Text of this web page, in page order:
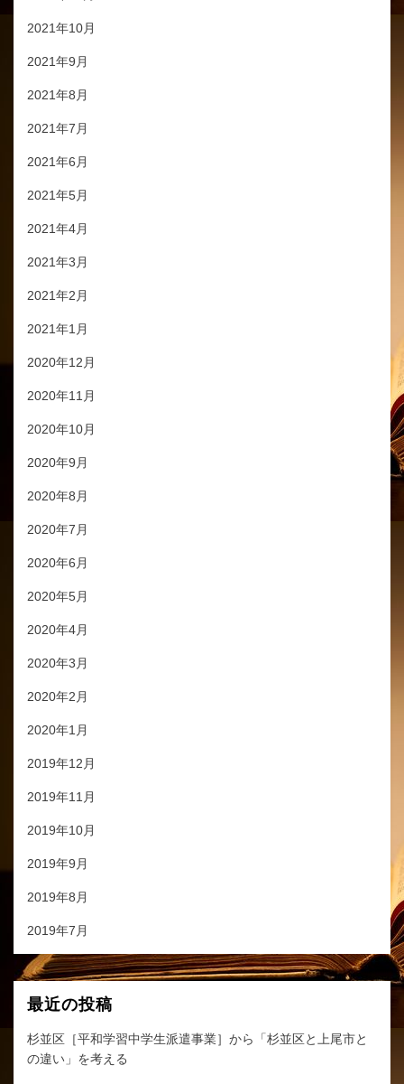
2021年10月
2021年9月
2021年8月
2021年7月
2021年6月
2021年5月
2021年4月
2021年3月
2021年2月
2021年1月
2020年12月
2020年11月
2020年10月
2020年9月
2020年8月
2020年7月
2020年6月
2020年5月
2020年4月
2020年3月
2020年2月
2020年1月
2019年12月
2019年11月
2019年10月
2019年9月
2019年8月
2019年7月
最近の投稿
杉並区［平和学習中学生派遣事業］から「杉並区と上尾市と
の違い」を考える